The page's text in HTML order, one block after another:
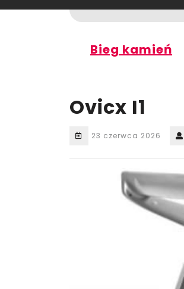
Bieg kamień
Ovicx I1
23 czerwca 2026